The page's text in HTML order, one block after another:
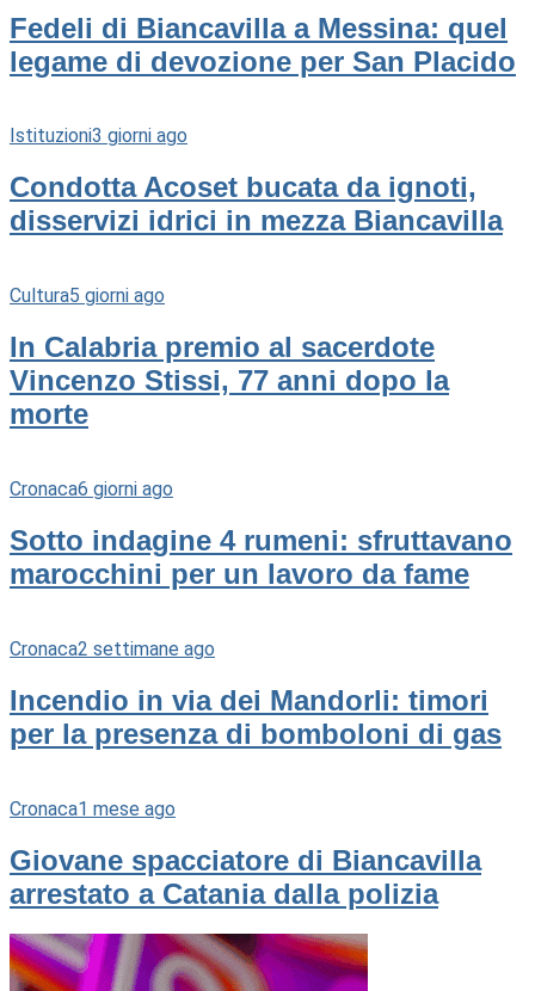
Fedeli di Biancavilla a Messina: quel
legame di devozione per San Placido
Istituzioni3 giorni ago
Condotta Acoset bucata da ignoti,
disservizi idrici in mezza Biancavilla
Cultura5 giorni ago
In Calabria premio al sacerdote
Vincenzo Stissi, 77 anni dopo la
morte
Cronaca6 giorni ago
Sotto indagine 4 rumeni: sfruttavano
marocchini per un lavoro da fame
Cronaca2 settimane ago
Incendio in via dei Mandorli: timori
per la presenza di bomboloni di gas
Cronaca1 mese ago
Giovane spacciatore di Biancavilla
arrestato a Catania dalla polizia